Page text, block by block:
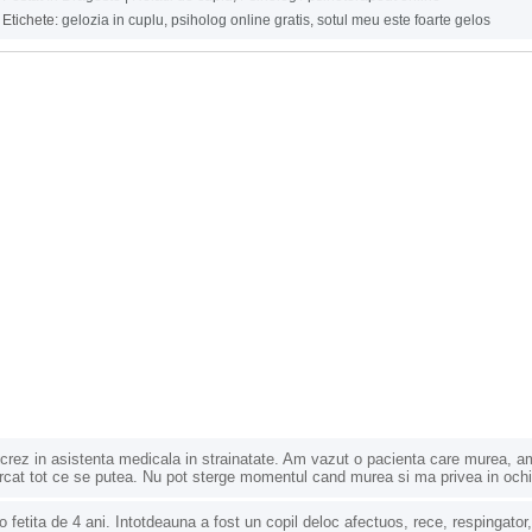
Etichete: gelozia in cuplu, psiholog online gratis, sotul meu este foarte gelos
in asistenta medicala in strainatate. Am vazut o pacienta care murea,
tot ce se putea. Nu pot sterge momentul cand murea si ma privea in
fetita de 4 ani. Intotdeauna a fost un copil deloc afectuos, rece,